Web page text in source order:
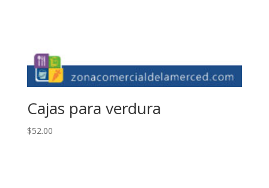
Cajas para verdura
$52.00